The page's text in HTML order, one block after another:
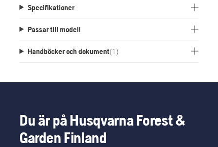
Specifikationer
Passar till modell
Handböcker och dokument(1 )
Du är på Husqvarna Forest &
Garden Finland